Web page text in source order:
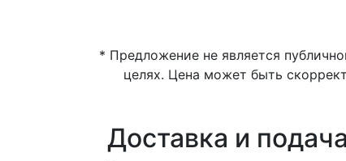
* Предложение не является
целях. Цена может быть
Доставка и